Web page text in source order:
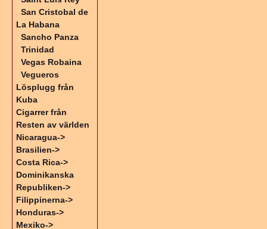
San Cristobal de
La Habana
Sancho Panza
Trinidad
Vegas Robaina
Vegueros
Lösplugg från
Kuba
Cigarrer från
Resten av världen
Nicaragua->
Brasilien->
Costa Rica->
Dominikanska
Republiken->
Filippinerna->
Honduras->
Mexiko->